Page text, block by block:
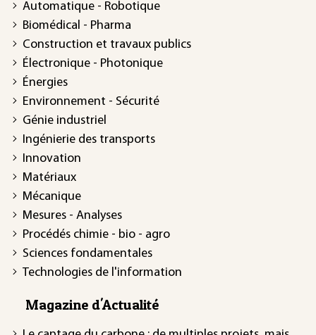
Automatique - Robotique
Biomédical - Pharma
Construction et travaux publics
Électronique - Photonique
Énergies
Environnement - Sécurité
Génie industriel
Ingénierie des transports
Innovation
Matériaux
Mécanique
Mesures - Analyses
Procédés chimie - bio - agro
Sciences fondamentales
Technologies de l'information
Magazine d'Actualité